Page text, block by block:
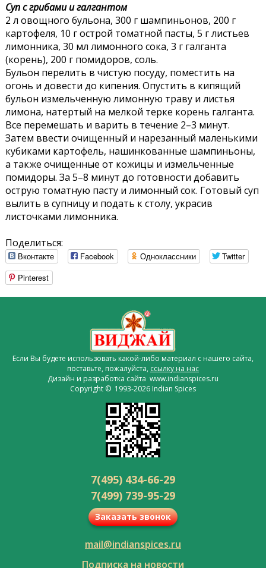
Суп с грибами и галгантом
2 л овощного бульона, 300 г шампиньонов, 200 г
картофеля, 10 г острой томатной пасты, 5 г листьев
лимонника, 30 мл лимонного сока, 3 г галганта
(корень), 200 г помидоров, соль.
Бульон перелить в чистую посуду, поместить на
огонь и довести до кипения. Опустить в кипящий
бульон измельченную лимонную траву и листья
лимона, натертый на мелкой терке корень галганта.
Все перемешать и варить в течение 2–3 минут.
Затем ввести очищенный и нарезанный маленькими
кубиками картофель, нашинкованные шампиньоны,
а также очищенные от кожицы и измельченные
помидоры. За 5–8 минут до готовности добавить
острую томатную пасту и лимонный сок. Готовый суп
вылить в супницу и подать к столу, украсив
листочками лимонника.
Поделиться:
Вконтакте Facebook Одноклассники
Twitter
Pinterest
Если Вы будете использовать какой-либо материал с нашего сайта,
поставьте, пожалуйста, ссылку на нас
Дизайн и разработка сайта www.indianspices.ru
Copyright © 1993-2026 Indian Spices
7(495) 434-66-29
7(499) 739-95-29
Заказать звонок
mail@indianspices.ru
Подписка на новости